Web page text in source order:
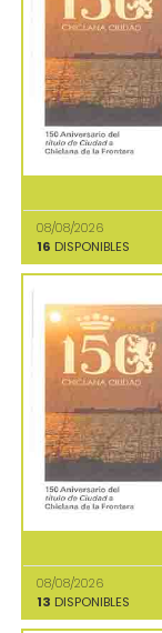
08/08/2026
16 DISPONIBLES
08/08/2026
13 DISPONIBLES